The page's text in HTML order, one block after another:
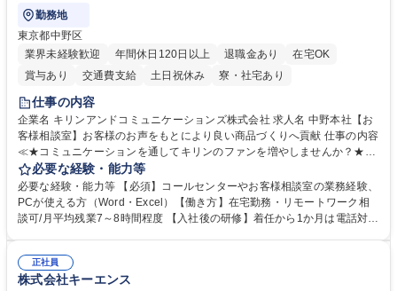
勤務地
東京都中野区
業界未経験歓迎
年間休日120日以上 退職金あり
在宅OK
賞与あり
交通費支給 土日祝休み 寮・社宅あり
仕事の内容
企業名 キリンアンドコミュニケーションズ株式会社 求人名 中野本社【お
客様相談室】お客様のお声をもとにより良い商品づくりへ貢献 仕事の内容
≪★コミュニケーションを通してキリンのファンを増やしませんか？★≫
お客様のお声をより良い商品づくりに活かしていく上で、窓口となるお客
様相談室でのお仕事です。 日々お客様からいただくキリングループへのご
意見を、企業活動に活かしています。お客様からの声に迅速かつ誠意をも
って対応、情報提供するとともにグループ内活動に反映しています。 【具
平均100件前後■メール・手紙：同上40件前後 募集職種 中野本社【お客様
相談室】お客様のお声をもとにより良い商品づくりへ貢献
必要な経験・能力等
必要な経験・能力等 【必須】コールセンターやお客様相談室の業務経験、
PCが使える方（Word・Excel）【働き方】在宅勤務・リモートワーク相
談可/月平均残業7～8時間程度 【入社後の研修】着任から1か月は電話対応
すのでご安心ください。 【当社について】キリングループの広報機能を担
う会社として、お客様との出会いを大切にし、磨き上げたホスピタリティ
正社員
株式会社キーエンス